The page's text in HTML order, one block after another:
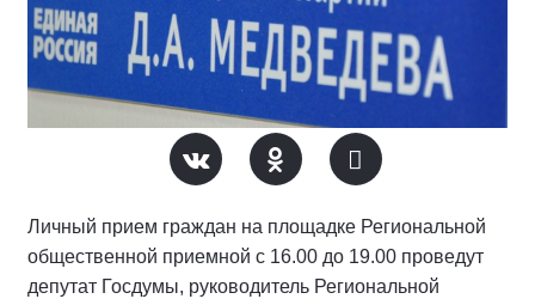
Личный прием граждан на площадке Региональной
общественной приемной с 16.00 до 19.00 проведут
депутат Госдумы, руководитель Региональной